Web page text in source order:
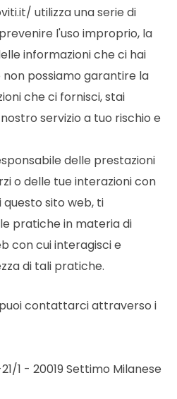
utilizza una serie di
l'uso improprio, la
informazioni che ci hai
possiamo garantire la
che ci fornisci, stai
servizio a tuo rischio e
delle prestazioni
o delle tue interazioni con
questo sito web, ti
pratiche in materia di
con cui interagisci e
di tali pratiche.
contattarci attraverso i
1 - 20019 Settimo Milanese